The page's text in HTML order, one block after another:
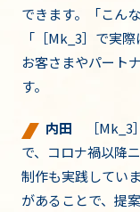
できます。「こん
「［Mk_3］で実
お客さまやパート
す。
内田
［
で、コロナ禍以降
制作も実践してい
があることで、提